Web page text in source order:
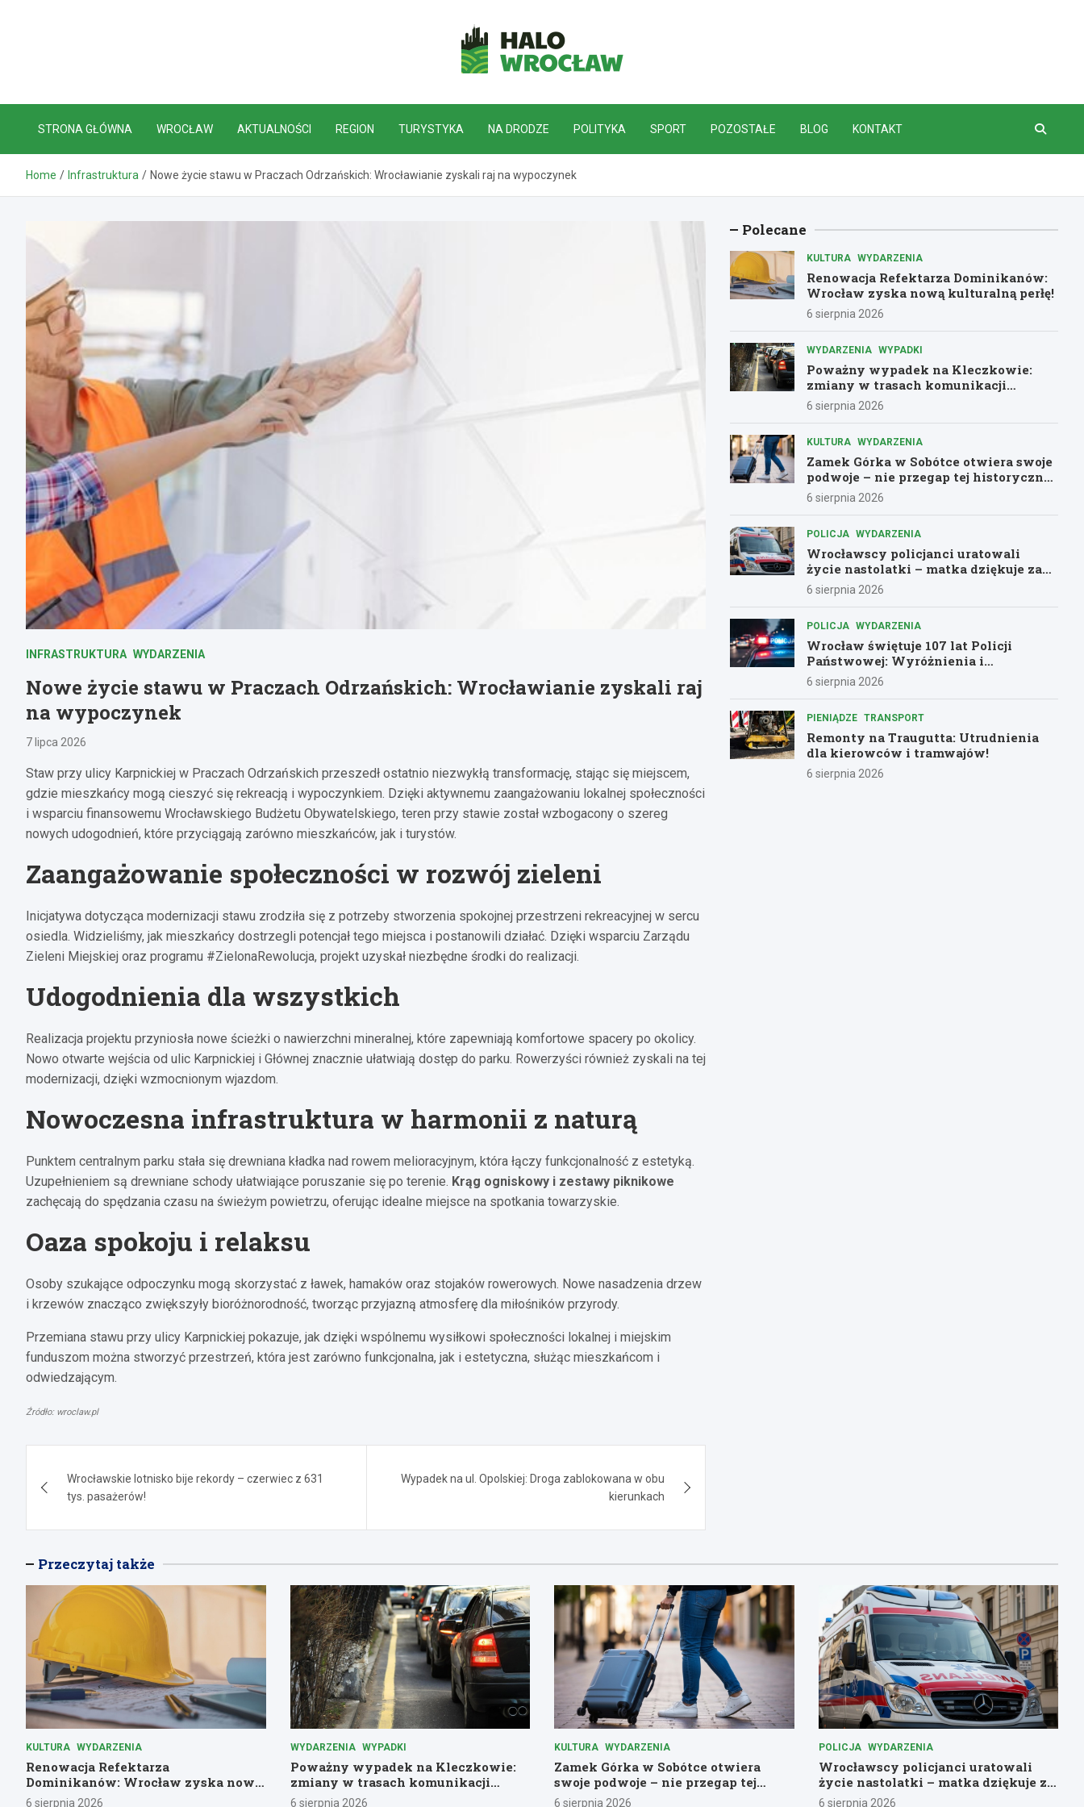
HaloWrocław.pl
STRONA GŁÓWNA WROCŁAW AKTUALNOŚCI REGION TURYSTYKA NA DRODZE POLITYKA SPORT POZOSTAŁE BLOG KONTAKT
Home Infrastruktura Nowe życie stawu w Praczach Odrzańskich: Wrocławianie zyskali raj na wypoczynek
INFRASTRUKTURA WYDARZENIA
Nowe życie stawu w Praczach Odrzańskich: Wrocławianie zyskali raj
na wypoczynek
7 lipca 2026
Staw przy ulicy Karpnickiej w Praczach Odrzańskich przeszedł ostatnio niezwykłą transformację, stając się miejscem,
gdzie mieszkańcy mogą cieszyć się rekreacją i wypoczynkiem. Dzięki aktywnemu zaangażowaniu lokalnej społeczności
i wsparciu finansowemu Wrocławskiego Budżetu Obywatelskiego, teren przy stawie został wzbogacony o szereg
nowych udogodnień, które przyciągają zarówno mieszkańców, jak i turystów.
Zaangażowanie społeczności w rozwój zieleni
Inicjatywa dotycząca modernizacji stawu zrodziła się z potrzeby stworzenia spokojnej przestrzeni rekreacyjnej w sercu
osiedla. Widzieliśmy, jak mieszkańcy dostrzegli potencjał tego miejsca i postanowili działać. Dzięki wsparciu Zarządu
Zieleni Miejskiej oraz programu #ZielonaRewolucja, projekt uzyskał niezbędne środki do realizacji.
Udogodnienia dla wszystkich
Realizacja projektu przyniosła nowe ścieżki o nawierzchni mineralnej, które zapewniają komfortowe spacery po okolicy.
Nowo otwarte wejścia od ulic Karpnickiej i Głównej znacznie ułatwiają dostęp do parku. Rowerzyści również zyskali na tej
modernizacji, dzięki wzmocnionym wjazdom.
Nowoczesna infrastruktura w harmonii z naturą
Punktem centralnym parku stała się drewniana kładka nad rowem melioracyjnym, która łączy funkcjonalność z estetyką.
Uzupełnieniem są drewniane schody ułatwiające poruszanie się po terenie. Krąg ogniskowy i zestawy piknikowe
zachęcają do spędzania czasu na świeżym powietrzu, oferując idealne miejsce na spotkania towarzyskie.
Oaza spokoju i relaksu
Osoby szukające odpoczynku mogą skorzystać z ławek, hamaków oraz stojaków rowerowych. Nowe nasadzenia drzew
i krzewów znacząco zwiększyły bioróżnorodność, tworząc przyjazną atmosferę dla miłośników przyrody.
Przemiana stawu przy ulicy Karpnickiej pokazuje, jak dzięki wspólnemu wysiłkowi społeczności lokalnej i miejskim
funduszom można stworzyć przestrzeń, która jest zarówno funkcjonalna, jak i estetyczna, służąc mieszkańcom i
odwiedzającym.
Źródło: wroclaw.pl
wpisu
Wrocławskie lotnisko bije rekordy – czerwiec z 631
tys. pasażerów!
Wypadek na ul. Opolskiej: Droga zablokowana w obu
kierunkach
Polecane
KULTURA WYDARZENIA
Renowacja Refektarza Dominikanów:
Wrocław zyska nową kulturalną perłę!
6 sierpnia 2026
WYDARZENIA WYPADKI
Poważny wypadek na Kleczkowie:
zmiany w trasach komunikacji
miejskiej
6 sierpnia 2026
KULTURA WYDARZENIA
Zamek Górka w Sobótce otwiera swoje
podwoje – nie przegap tej historycznej
przygody!
6 sierpnia 2026
POLICJA WYDARZENIA
Wrocławscy policjanci uratowali
życie nastolatki – matka dziękuje za
pomoc
6 sierpnia 2026
POLICJA WYDARZENIA
Wrocław świętuje 107 lat Policji
Państwowej: Wyróżnienia i
podziękowania dla bohaterów służby
6 sierpnia 2026
PIENIĄDZE TRANSPORT
Remonty na Traugutta: Utrudnienia
dla kierowców i tramwajów!
6 sierpnia 2026
Przeczytaj także
KULTURA WYDARZENIA
Renowacja Refektarza
Dominikanów: Wrocław zyska nową
kulturalną perłę!
6 sierpnia 2026
WYDARZENIA WYPADKI
Poważny wypadek na Kleczkowie:
zmiany w trasach komunikacji
miejskiej
6 sierpnia 2026
KULTURA WYDARZENIA
Zamek Górka w Sobótce otwiera
swoje podwoje – nie przegap tej
historycznej przygody!
6 sierpnia 2026
POLICJA WYDARZENIA
Wrocławscy policjanci uratowali
życie nastolatki – matka dziękuje za
pomoc
6 sierpnia 2026